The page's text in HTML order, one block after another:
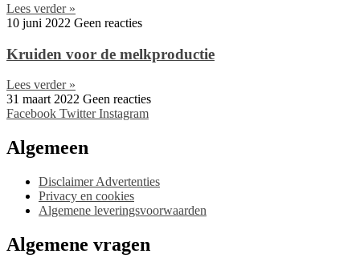
Lees verder »
10 juni 2022 Geen reacties
Kruiden voor de melkproductie
Lees verder »
31 maart 2022 Geen reacties
Facebook Twitter Instagram
Algemeen
Disclaimer Advertenties
Privacy en cookies
Algemene leveringsvoorwaarden
Algemene vragen